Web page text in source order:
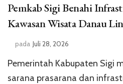
Pemkab Sigi Benahi
Kawasan Wisata Danau
pada Juli 28, 2026
Pemerintah Kabupaten Sigi
sarana prasarana dan